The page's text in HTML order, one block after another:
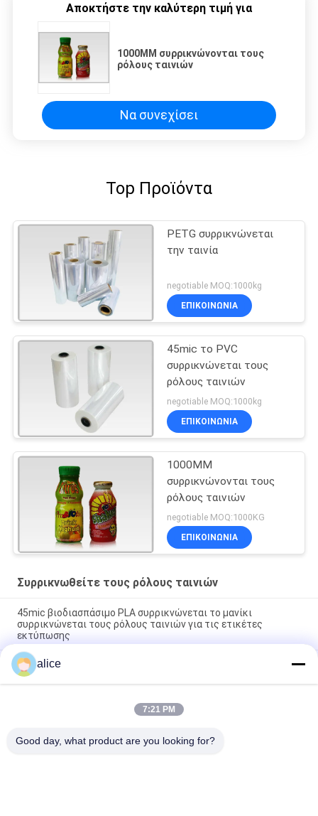
Αποκτήστε την καλύτερη τιμή για
1000MM συρρικνώνονται τους
ρόλους ταινιών
Να συνεχίσει
Top Προϊόντα
PETG συρρικνώνεται
την ταινία
negotiable MOQ:1000kg
ΕΠΙΚΟΙΝΩΝΙΑ
45mic το PVC
συρρικνώνεται τους
ρόλους ταινιών
negotiable MOQ:1000kg
ΕΠΙΚΟΙΝΩΝΙΑ
1000MM
συρρικνώνονται τους
ρόλους ταινιών
negotiable MOQ:1000KG
ΕΠΙΚΟΙΝΩΝΙΑ
Συρρικνωθείτε τους ρόλους ταινιών
45mic βιοδιασπάσιμο PLA συρρικνώνεται το μανίκι
συρρικνώνεται τους ρόλους ταινιών για τις ετικέτες
εκτύπωσης
Η αρίστης ποιότητας PET PETG συρρικνώνεται την ταινία
40Mic συγκολλά το πλαστικό υλικό συσκευασίας με
θερμότητα
70% - 78% Διαυγές PETG συρρικνωτικό φιλμ, θερμικά
alice
7:21 PM
Good day, what product are you looking for?